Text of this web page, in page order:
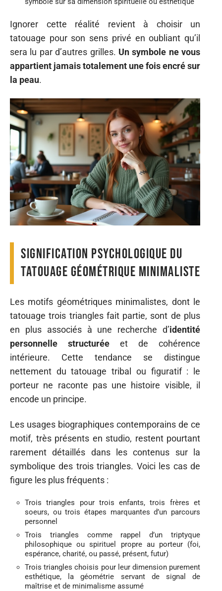
Ignorer cette réalité revient à choisir un
tatouage pour son sens privé en oubliant qu’il
sera lu par d’autres grilles. Un symbole ne vous
appartient jamais totalement une fois encré sur
la peau.
Signification psychologique du
tatouage géométrique minimaliste
Les motifs géométriques minimalistes, dont le
tatouage trois triangles fait partie, sont de plus
en plus associés à une recherche d’identité
personnelle structurée et de cohérence
intérieure. Cette tendance se distingue
nettement du tatouage tribal ou figuratif : le
porteur ne raconte pas une histoire visible, il
encode un principe.
Les usages biographiques contemporains de ce
motif, très présents en studio, restent pourtant
rarement détaillés dans les contenus sur la
symbolique des trois triangles. Voici les cas de
figure les plus fréquents :
Trois triangles pour trois enfants, trois frères et
soeurs, ou trois étapes marquantes d’un parcours
personnel
Trois triangles comme rappel d’un triptyque
philosophique ou spirituel propre au porteur (foi,
espérance, charité, ou passé, présent, futur)
Trois triangles choisis pour leur dimension purement
esthétique, la géométrie servant de signal de
maîtrise et de minimalisme assumé